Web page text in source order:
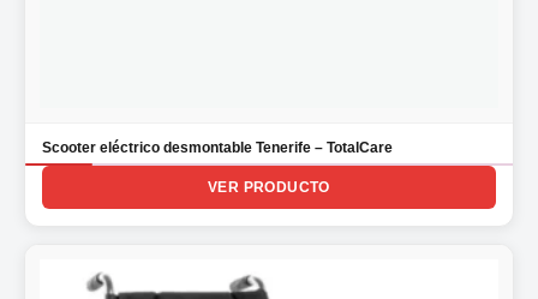
Scooter eléctrico desmontable Tenerife – TotalCare
VER PRODUCTO